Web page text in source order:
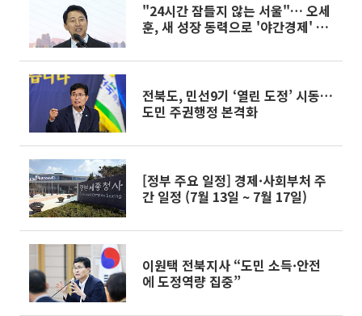
"24시간 잠들지 않는 서울"… 오세
훈, 새 성장 동력으로 '야간경제' 띄
전북도, 민선9기 ‘열린 도정’ 시동…
도민 주권행정 본격화
[정부 주요 일정] 경제·사회부처 주
간 일정 (7월 13일 ~ 7월 17일)
이원택 전북지사 “도민 소득·안전
에 도정역량 집중”